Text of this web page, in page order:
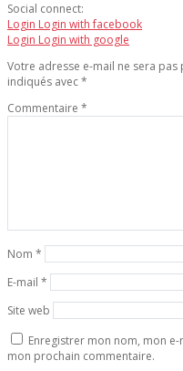
Social connect:
Login Login with facebook
Login Login with google
Votre adresse e-mail ne sera pas
indiqués avec*
Commentaire *
Nom *
E-mail *
Site web
Enregistrer mon nom, mon
mon prochain commentaire.